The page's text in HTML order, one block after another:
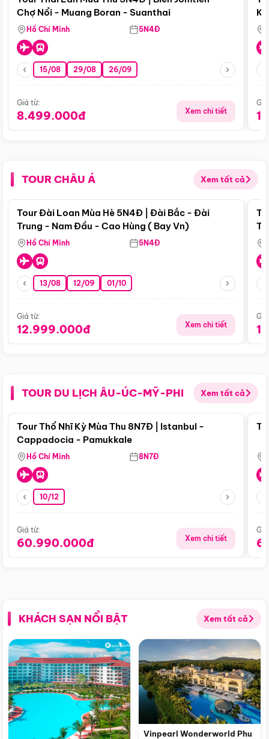
Chợ Nổi - Muang Boran - Suanthai
Hồ Chí Minh 5N4Đ
15/08 29/08 26/09
Giá từ:
8.499.000đ Xem chi tiết
TOUR CHÂU Á Xem tất cả
Điểm nổi bật
Tour Đài Loan Mùa Hè 5N4Đ | Đài Bắc - Đài
Trung - Nam Đầu - Cao Hùng ( Bay Vn)
Hồ Chí Minh 5N4Đ
13/08 12/09 01/10
Giá từ:
12.999.000đ Xem chi tiết
TOUR DU LỊCH ÂU-ÚC-MỸ-PHI Xem tất cả
Điểm nổi bật
Tour Thổ Nhĩ Kỳ Mùa Thu 8N7Đ | Istanbul -
Cappadocia - Pamukkale
Hồ Chí Minh 8N7Đ
10/12
Giá từ:
60.990.000đ Xem chi tiết
KHÁCH SẠN NỔI BẬT Xem tất cả
Vinpearl Wonderworld Phu